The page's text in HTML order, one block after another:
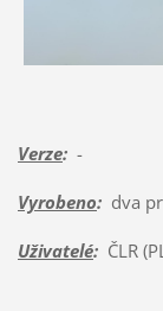
Verze:-
Vyrobeno:dva
Uživatelé:ČLR